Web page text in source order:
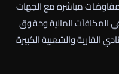
مفاوضات مباشرة مع الجهات
المكافآت المالية وحقوق
القارية والشعبية الكبيرة